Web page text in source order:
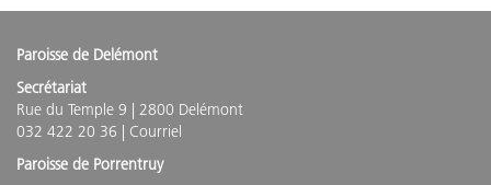
Paroisse de Delémont
Secrétariat
Rue du Temple 9 | 2800 Delémont
032 422 20 36 | Courriel
Paroisse de Porrentruy